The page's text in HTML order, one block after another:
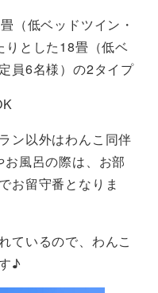
（低ベッドツイン・
りとした18畳（低ベ
員6名様）の2タイプ
ン以外はわんこ同伴
風呂の際は、お部
お留守番となりま
ているので、わんこ
♪